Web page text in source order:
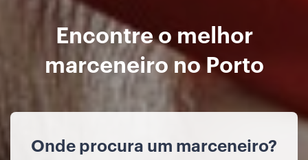
Encontre o melhor
marceneiro no Porto
Onde procura um marceneiro?